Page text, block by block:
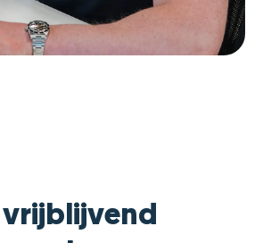
vrijblijvend